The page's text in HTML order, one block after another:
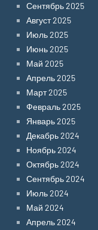
Сентябрь 2025
Август 2025
Июль 2025
Июнь 2025
Май 2025
Апрель 2025
Март 2025
Февраль 2025
Январь 2025
Декабрь 2024
Ноябрь 2024
Октябрь 2024
Сентябрь 2024
Июль 2024
Май 2024
Апрель 2024